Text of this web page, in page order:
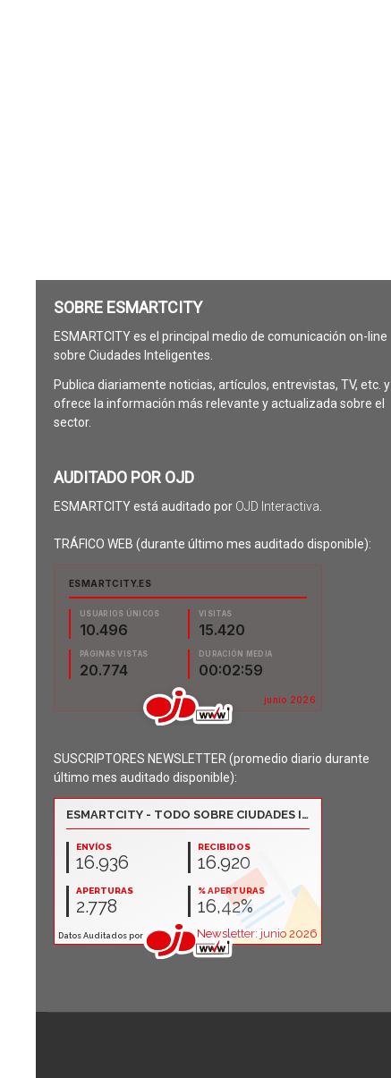
SOBRE ESMARTCITY
ESMARTCITY es el principal medio de comunicación on-line
sobre Ciudades Inteligentes.
Publica diariamente noticias, artículos, entrevistas, TV, etc. y
ofrece la información más relevante y actualizada sobre el
sector.
AUDITADO POR OJD
ESMARTCITY está auditado por OJD Interactiva
TRÁFICO WEB (durante último mes auditado disponible):
SUSCRIPTORES NEWSLETTER (promedio diario durante
último mes auditado disponible):